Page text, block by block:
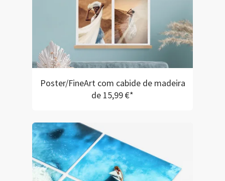
Poster/FineArt com cabide de madeira
de 15,99 €*